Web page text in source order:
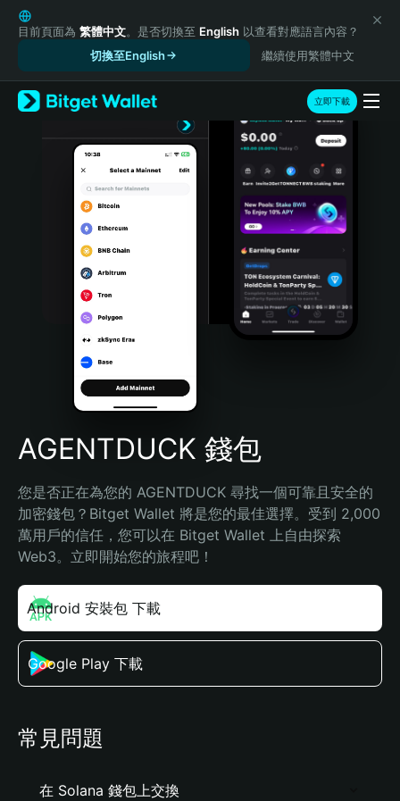
English
日本語
Русский
Español (Latinoamérica)
Türkçe
Português (Portugal)
Bahasa Indonesia
Português (Brasil)
Español (Argentina)
目前頁面為 繁體中文。是否切換至 English 以查看對應語言內容？
切換至English
繼續使用繁體中文
立即下載
AGENTDUCK 錢包
您是否正在為您的 AGENTDUCK 尋找一個可靠且安全的
加密錢包？Bitget Wallet 將是您的最佳選擇。受到 2,000
萬用戶的信任，您可以在 Bitget Wallet 上自由探索
Web3。立即開始您的旅程吧！
Android 安裝包 下載
Google Play 下載
常見問題
在 Solana 錢包上交換